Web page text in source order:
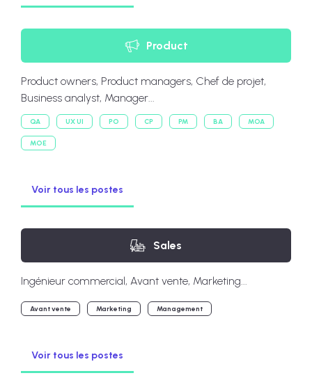
Product
Product owners, Product managers, Chef de projet,
Business analyst, Manager...
QA UX UI PO CP PM BA MOA
MOE
Voir tous les postes
Sales
Ingénieur commercial, Avant vente, Marketing...
Avant vente Marketing Management
Voir tous les postes